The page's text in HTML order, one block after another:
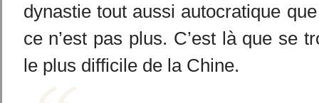
dynastie tout aussi autocratique
ce n’est pas plus. C’est là que se
le plus difficile de la Chine.